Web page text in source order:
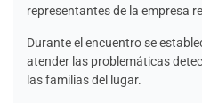
representantes de la empresa
Durante el encuentro se
atender las problemáticas
las familias del lugar.